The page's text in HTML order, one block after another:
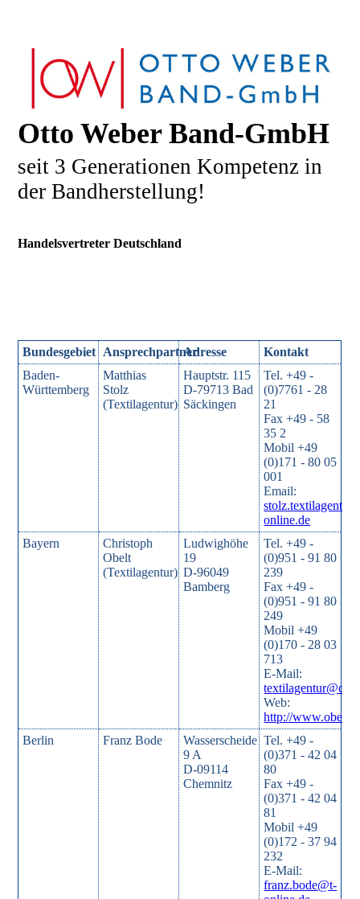
Otto Weber Band-GmbH
seit 3 Generationen Kompetenz in
der Bandherstellung!
Handelsvertreter Deutschland
Bundesgebiet AnsprechpartnerAdresse
Kontakt
Baden-
Württemberg
Matthias
Stolz
(Textilagentur)
Hauptstr. 115
D-79713 Bad
Säckingen
Tel. +49 -
(0)7761 - 28
21
Fax +49 - 58
35 2
Mobil +49
(0)171 - 80 05
001
Email:
online.de
Bayern
Christoph
Obelt
(Textilagentur)
Ludwighöhe
19
D-96049
Bamberg
Tel. +49 -
(0)951 - 91 80
239
Fax +49 -
(0)951 - 91 80
249
Mobil +49
(0)170 - 28 03
713
E-Mail:
Web:
http://
Berlin
Franz Bode
Wasserscheide
9 A
D-09114
Chemnitz
Tel. +49 -
(0)371 - 42 04
80
Fax +49 -
(0)371 - 42 04
81
Mobil +49
(0)172 - 37 94
232
E-Mail:
franz.bode@t-